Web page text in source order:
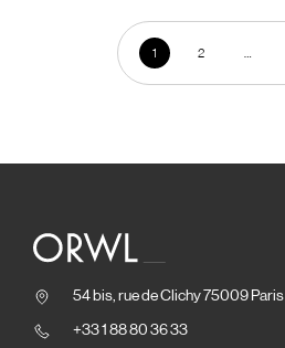
1 2
54 bis, rue de Clichy 75009 Paris
+33 1 88 80 36 33